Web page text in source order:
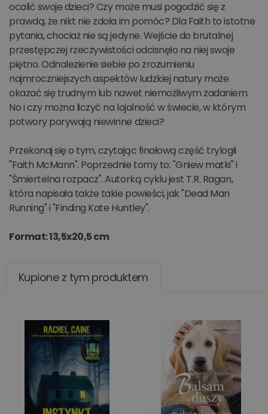
ocalić swoje dzieci? Czy może musi pogodzić się z
prawdą, że nikt nie zdoła im pomóc? Dla Faith to istotne
pytania, chociaż nie są jedyne. Wejście do brutalnej
przestępczej rzeczywistości odcisnęło na niej swoje
piętno. Odnalezienie siebie po zrozumieniu
najmroczniejszych aspektów ludzkiej natury może
okazać się trudnym lub nawet niemożliwym zadaniem.
No i czy można liczyć na lojalność w świecie, w którym
potwory porywają niewinne dzieci?
Przekonaj się o tym, czytając finałową część trylogii
"Faith McMann". Poprzednie tomy to: "Gniew matki" i
"Śmiertelna rozpacz". Autorką cyklu jest T.R. Ragan,
która napisała także takie powieści, jak "Dead Man
Running" i "Finding Kate Huntley".
Format: 13,5x20,5 cm
Kupione z tym produktem